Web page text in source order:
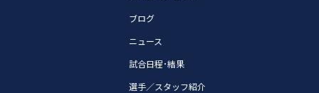
ブログ
ニュース
試合日程･結果
選手／スタッフ紹介